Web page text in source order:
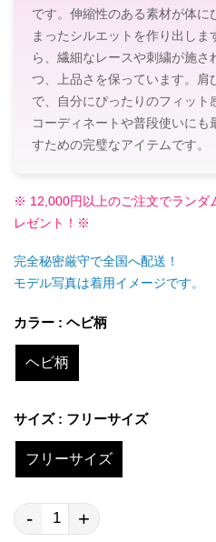
です。伸縮性のある素材が体
まったシルエットを作り出し
ら、繊細なレースや刺繍が施
つ、上品さを保っています。肩
で、自分にぴったりのフィッ
コーディネートや普段使いにも
すための完璧なアイテムです。
※ 12,000円以上のご注文でランダ
レゼント！※
完全秘密厳守で全国へ配送！
モデル写真は着用イメージです。
カラー : ヘビ柄
ヘビ柄
サイズ : フリーサイズ
フリーサイズ
- +